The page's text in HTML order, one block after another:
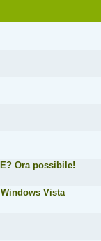
Ora possibile!
Vista